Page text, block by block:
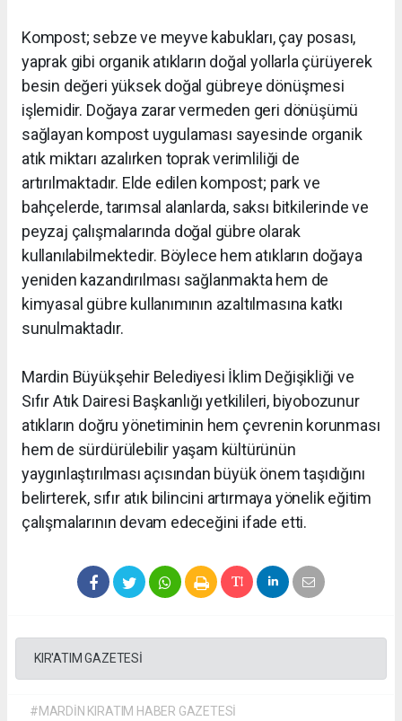
Kompost; sebze ve meyve kabukları, çay posası,
yaprak gibi organik atıkların doğal yollarla çürüyerek
besin değeri yüksek doğal gübreye dönüşmesi
işlemidir. Doğaya zarar vermeden geri dönüşümü
sağlayan kompost uygulaması sayesinde organik
atık miktarı azalırken toprak verimliliği de
artırılmaktadır. Elde edilen kompost; park ve
bahçelerde, tarımsal alanlarda, saksı bitkilerinde ve
peyzaj çalışmalarında doğal gübre olarak
kullanılabilmektedir. Böylece hem atıkların doğaya
yeniden kazandırılması sağlanmakta hem de
kimyasal gübre kullanımının azaltılmasına katkı
sunulmaktadır.
Mardin Büyükşehir Belediyesi İklim Değişikliği ve
Sıfır Atık Dairesi Başkanlığı yetkilileri, biyobozunur
atıkların doğru yönetiminin hem çevrenin korunması
hem de sürdürülebilir yaşam kültürünün
yaygınlaştırılması açısından büyük önem taşıdığını
belirterek, sıfır atık bilincini artırmaya yönelik eğitim
çalışmalarının devam edeceğini ifade etti.
KIR'ATIM GAZETESİ
#MARDİN KIRATIM HABER GAZETESİ